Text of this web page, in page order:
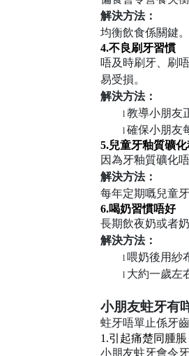
解決方法：
均衡飲食係關鍵
4.不良刷牙習慣
唔及時刷牙、刷
易受損。
解決方法：
l 教導小朋友
l 確保小朋友
5.兒童牙釉質礦
因為牙釉質礦化
解決方法：
每年定期嘅兒童
6.喝奶習慣唔好
長期飲夜奶或者
解決方法：
l 喂奶後用紗
l 大約一歲左
小朋友蛀牙有
蛀牙唔單止係牙
1.引起痛楚同腫脹
小朋友蛀牙會令